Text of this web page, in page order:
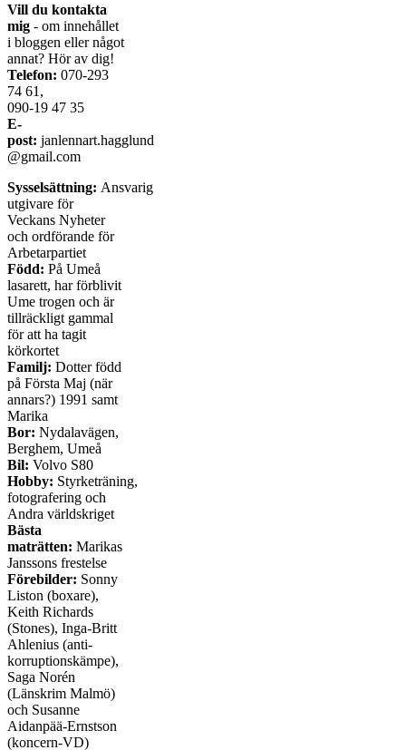
Vill du kontakta
mig - om innehållet
i bloggen eller något
annat? Hör av dig!
Telefon: 070-293
74 61,
090-19 47 35
E-
post: janlennart.hagglund
@gmail.com
Sysselsättning: Ansvarig
utgivare för
Veckans Nyheter
och ordförande för
Arbetarpartiet
Född: På Umeå
lasarett, har förblivit
Ume trogen och är
tillräckligt gammal
för att ha tagit
körkortet
Familj: Dotter född
på Första Maj (när
annars?) 1991 samt
Marika
Bor: Nydalavägen,
Berghem, Umeå
Bil: Volvo S80
Hobby: Styrketräning,
fotografering och
Andra världskriget
Bästa
maträtten: Marikas
Janssons frestelse
Förebilder: Sonny
Liston (boxare),
Keith Richards
(Stones), Inga-Britt
Ahlenius (anti-
korruptionskämpe),
Saga Norén
(Länskrim Malmö)
och Susanne
Aidanpää-Ernstson
(koncern-VD)